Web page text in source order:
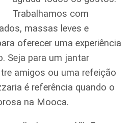
Trabalhamos com
massas leves e
oferecer uma experiência
Seja para um jantar
amigos ou uma refeição
é referência quando o
na Mooca.